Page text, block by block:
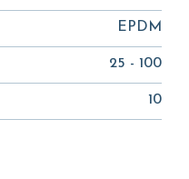
EPDM
25 - 100
10